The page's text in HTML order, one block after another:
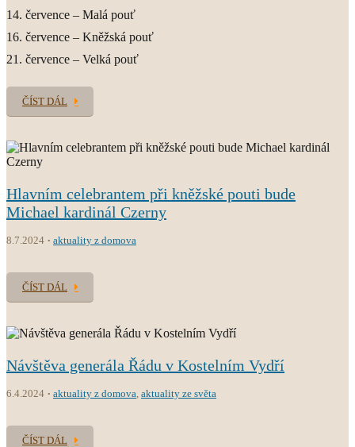
14. července – Malá pouť
16. července – Kněžská pouť
21. července – Velká pouť
ČÍST DÁL
Hlavním celebrantem při kněžské pouti bude
Michael kardinál Czerny
8.7.2024 aktuality z domova
ČÍST DÁL
Návštěva generála Řádu v Kostelním Vydří
6.4.2024 aktuality z domova aktuality ze světa
ČÍST DÁL